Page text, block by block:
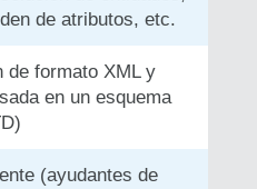
de atributos, etc.
de formato XML y
en un esquema
(ayudantes de